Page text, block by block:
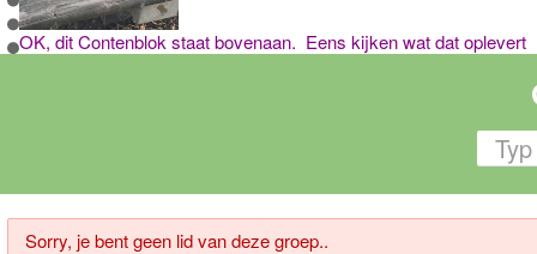
OK, dit Contenblok staat bovenaan. Eens kijken wat dat
Sorry, je bent geen lid van deze groep..